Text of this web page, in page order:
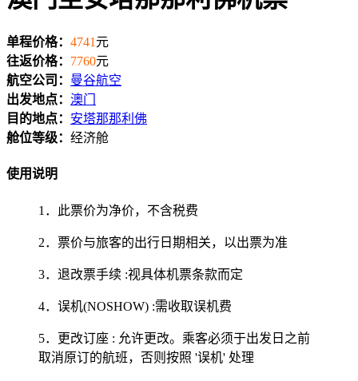
单程价格： 4741 元
往返价格： 7760元
航空公司： 曼谷航空
出发地点： 澳门
目的地点： 安塔那那利佛
舱位等级： 经济舱
使用说明
1．此票价为净价，不含税费
2．票价与旅客的出行日期相关，以出票为准
3．退改票手续 :视具体机票条款而定
4．误机(NOSHOW) :需收取误机费
5．更改订座 : 允许更改。乘客必须于出发日之前
取消原订的航班，否则按照 '误机' 处理